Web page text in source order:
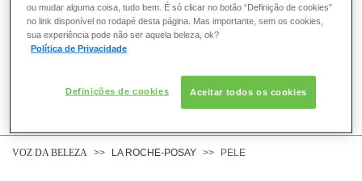
COMO POSSO AJUDAR? DÚVIDAS SOBRE:
PELE
VOZ DA BELEZA LA ROCHE-POSAY PELE
ou mudar alguma coisa, tudo bem. É só clicar no botão “Definição de cookies”
no link disponível no rodapé desta página. Mas importante, sem os cookies,
sua experiência pode não ser aquela beleza, ok?
Política de Privacidade
Definições de cookies Aceitar todos os cookies